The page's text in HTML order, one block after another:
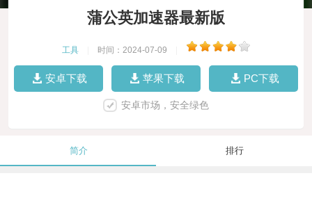
蒲公英加速器最新版
工具 时间：2024-07-09
安卓下载 苹果下载 PC下载
安卓市场，安全绿色
简介 排行